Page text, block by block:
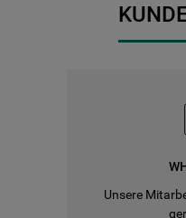
Unsere